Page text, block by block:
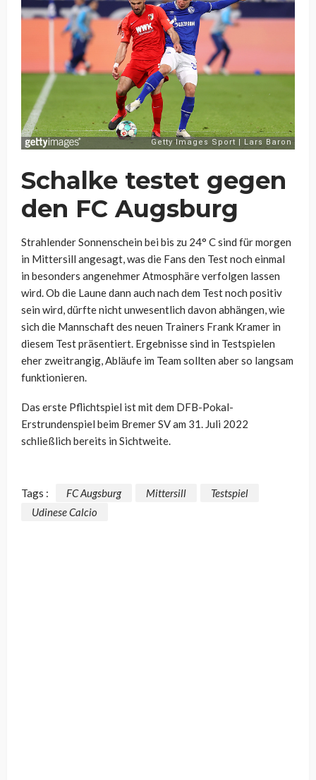
Schalke testet gegen
den FC Augsburg
Strahlender Sonnenschein bei bis zu 24° C sind für morgen
in Mittersill angesagt, was die Fans den Test noch einmal
in besonders angenehmer Atmosphäre verfolgen lassen
wird. Ob die Laune dann auch nach dem Test noch positiv
sein wird, dürfte nicht unwesentlich davon abhängen, wie
sich die Mannschaft des neuen Trainers Frank Kramer in
diesem Test präsentiert. Ergebnisse sind in Testspielen
eher zweitrangig, Abläufe im Team sollten aber so langsam
funktionieren.
Das erste Pflichtspiel ist mit dem DFB-Pokal-
Erstrundenspiel beim Bremer SV am 31. Juli 2022
schließlich bereits in Sichtweite.
Tags : FC Augsburg Mittersill
Testspiel
Udinese Calcio